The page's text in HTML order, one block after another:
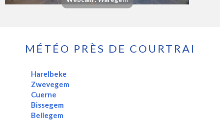
MÉTÉO PRÈS DE COURTRAI
Harelbeke
Zwevegem
Cuerne
Bissegem
Bellegem